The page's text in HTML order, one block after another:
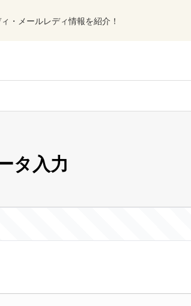
・メールレディ情報を紹介！
タ入力